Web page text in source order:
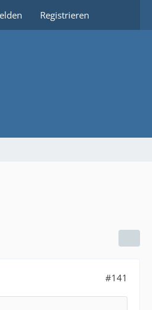
Registrieren
#141